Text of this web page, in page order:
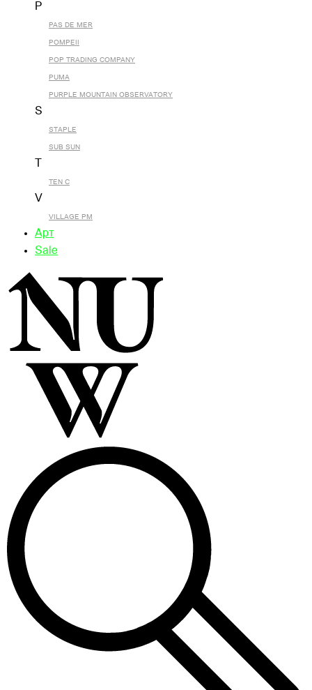
P
PAS DE MER
POMPEII
POP TRADING COMPANY
PUMA
PURPLE MOUNTAIN OBSERVATORY
S
STAPLE
SUB SUN
TEN C
V
VILLAGE PM
Арт
Sale